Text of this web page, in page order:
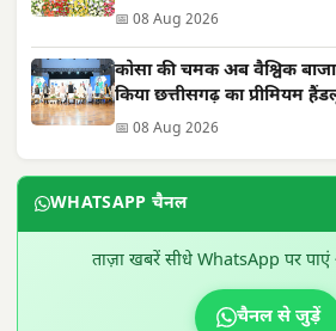
📅 08 Aug 2026
कोसा की चमक अब वैश्विक
किया छत्तीसगढ़ का प्रीमियम
📅 08 Aug 2026
WHATSAPP चैनल
ताज़ा खबरें सीधे WhatsApp पर
चैनल से जुड़ें